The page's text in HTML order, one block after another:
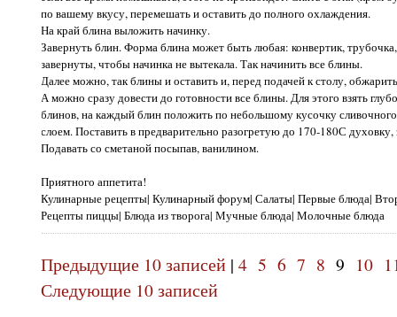
по вашему вкусу, перемешать и оставить до полного охлаждения.
На край блина выложить начинку.
Завернуть блин. Форма блина может быть любая: конвертик,
завернуты, чтобы начинка не вытекала. Так начинить все блины.
Далее можно, так блины и оставить и, перед подачей к столу,
А можно сразу довести до готовности все блины. Для этого взять
блинов, на каждый блин положить по небольшому кусочку
слоем. Поставить в предварительно разогретую до 170-180С
Подавать со сметаной посыпав, ванилином.
Приятного аппетита!
Кулинарные рецепты| Кулинарный форум| Салаты| Первые блюда|
Рецепты пиццы| Блюда из творога| Мучные блюда| Молочные блюда
Предыдущие 10 записей |4 5 6 7 8 9 10
Следующие 10 записей